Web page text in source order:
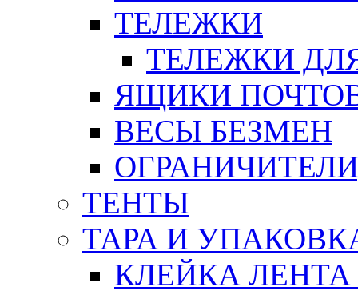
ТЕЛЕЖКИ
ТЕЛЕЖКИ
ЯЩИКИ
ВЕСЫ БЕЗМЕН
ТЕНТЫ
ТАРА И
КЛЕЙКА